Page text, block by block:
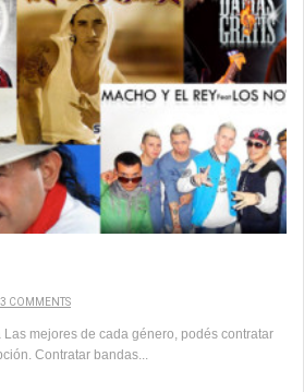
COMMENTS
mejores de cada género, podés contratar
Contratar bandas...